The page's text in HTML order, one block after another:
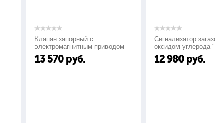
Клапан запорный с
электромагнитным приводом
руб.
Сигнализатор загазованности
оксидом углерода "Сигнал-03К-
руб.